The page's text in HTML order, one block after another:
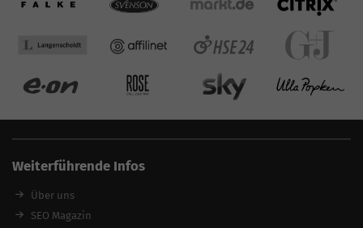
Weiterführende Infos
Über uns
SEO Magazin